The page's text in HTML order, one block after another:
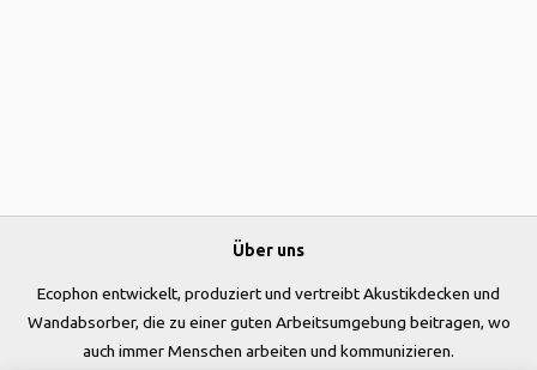
Über uns
Ecophon entwickelt, produziert und vertreibt Akustikdecken und
Wandabsorber, die zu einer guten Arbeitsumgebung beitragen, wo
auch immer Menschen arbeiten und kommunizieren.